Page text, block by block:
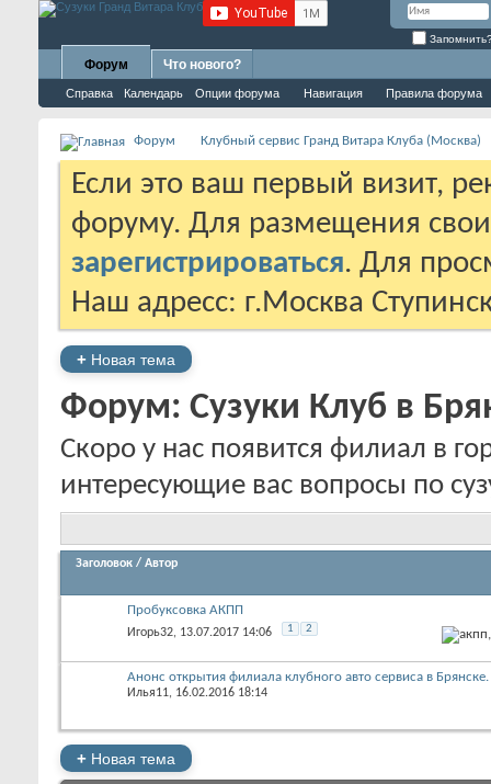
Форум
Справка Календарь Опции форума Навигация Правила форума
Что нового?
Форум Клубный сервис Гранд Витара Клуба (Москва)
Если это ваш первый визит,
форуму. Для размещения
зарегистрироваться. Для
Наш адресс: г.Москва
+ Новая тема
Форум: Сузуки Клуб в
Скоро у нас появится филиал в
интересующие вас вопросы по
Заголовок / Автор
Пробуксовка АКПП
Игорь32‎, 13.07.2017 14:06 1 2
Анонс открытия филиала клубного авто сервиса в Брянске.
Илья11‎, 16.02.2016 18:14
+ Новая тема